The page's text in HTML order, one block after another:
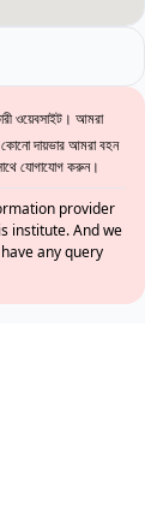
ওয়েবসাইট। আমরা
দায়ভার আমরা বহন
যোগাযোগ করুন।
provider
institute. And we
any query